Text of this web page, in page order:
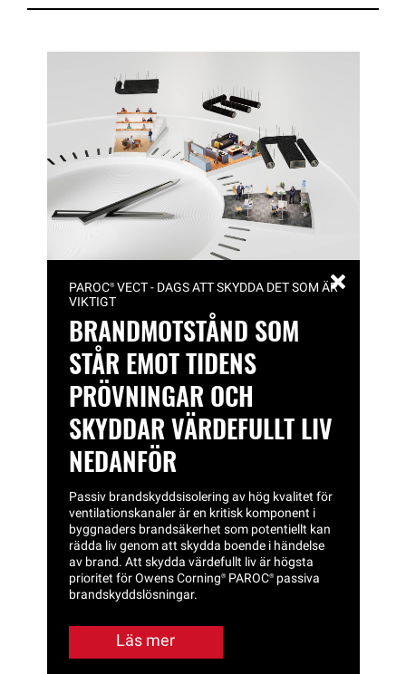
PAROC®VECT - DAGS ATT SKYDDA DET SOM ÄR
VIKTIGT
BRANDMOTSTÅND SOM
STÅR EMOT TIDENS
PRÖVNINGAR OCH
SKYDDAR VÄRDEFULLT LIV
NEDANFÖR
Passiv brandskyddsisolering av hög kvalitet för
ventilationskanaler är en kritisk komponent i
byggnaders brandsäkerhet som potentiellt kan
rädda liv genom att skydda boende i händelse
av brand. Att skydda värdefullt liv är högsta
prioritet för Owens Corning® PAROC®passiva
brandskyddslösningar.
Läs mer